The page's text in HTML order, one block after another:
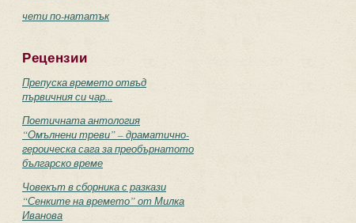
чети по-нататък
Рецензии
Препуска времето отвъд
първичния си чар...
Поетичната антология
“Омълнени треви” – драматично-
героическа сага за преобърнатото
българско време
Човекът в сборника с разкази
“Сенките на времето” от Милка
Иванова